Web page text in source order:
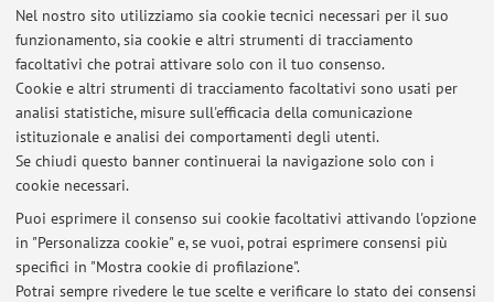
Nel nostro sito utilizziamo sia cookie tecnici necessari per il suo
funzionamento, sia cookie e altri strumenti di tracciamento
facoltativi che potrai attivare solo con il tuo consenso.
Cookie e altri strumenti di tracciamento facoltativi sono usati per
analisi statistiche, misure sull'efficacia della comunicazione
istituzionale e analisi dei comportamenti degli utenti.
Se chiudi questo banner continuerai la navigazione solo con i
cookie necessari.
Puoi esprimere il consenso sui cookie facoltativi attivando l'opzione
in "Personalizza cookie" e, se vuoi, potrai esprimere consensi più
specifici in "Mostra cookie di profilazione".
Potrai sempre rivedere le tue scelte e verificare lo stato dei consensi
Ultimi avvisi
Al momento non sono presenti avvisi.
Area riservata
Accedi tramiteloginper gestire tutti i contenuti del sito.